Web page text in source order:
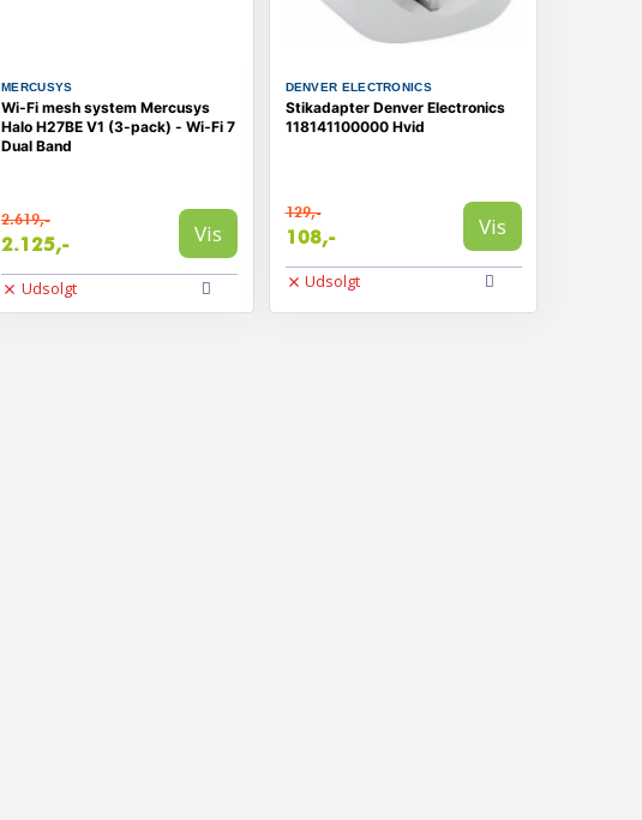
MERCUSYS
Wi‑Fi mesh system Mercusys
Halo H27BE V1 (3-pack) - Wi‑Fi 7
Dual Band
2.619,-
2.125,- Vis
Udsolgt
DENVER ELECTRONICS
Stikadapter Denver Electronics
118141100000 Hvid
129,-
108,- Vis
Udsolgt